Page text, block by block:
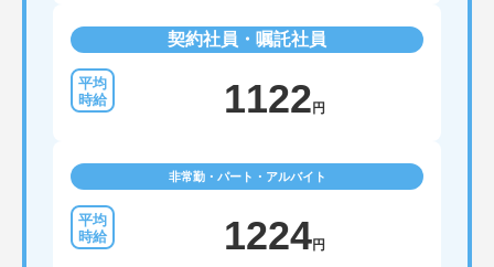
契約社員・嘱託社員
1122 円
非常勤・パート・アルバイト
1224円